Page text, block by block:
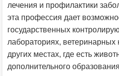
лечения и профилактики
эта профессия дает
государственных
лабораториях,
других местах, где есть
дополнительного